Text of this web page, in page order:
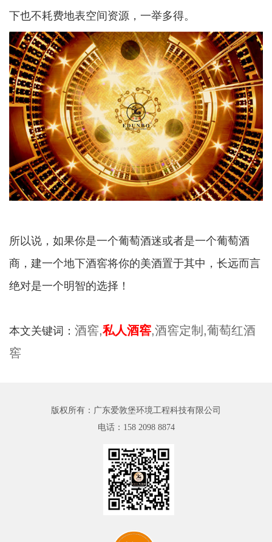
下也不耗费地表空间资源，一举多得。
所以说，如果你是一个葡萄酒迷或者是一个葡萄酒
商，建一个地下酒窖将你的美酒置于其中，长远而言
绝对是一个明智的选择！
本文关键词：酒窖,私人酒窖,酒窖定制,葡萄红酒
窖
版权所有：广东爱敦堡环境工程科技有限公司
电话： 158 2098 8874